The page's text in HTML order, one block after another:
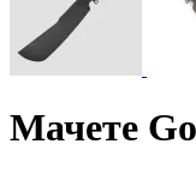
Мачете